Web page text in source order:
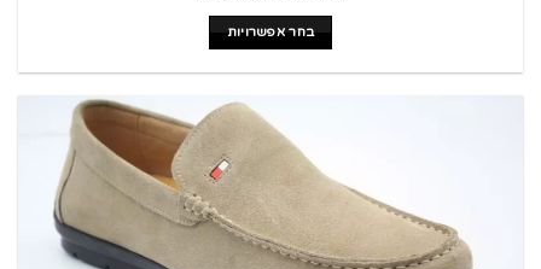
בחר אפשרויות